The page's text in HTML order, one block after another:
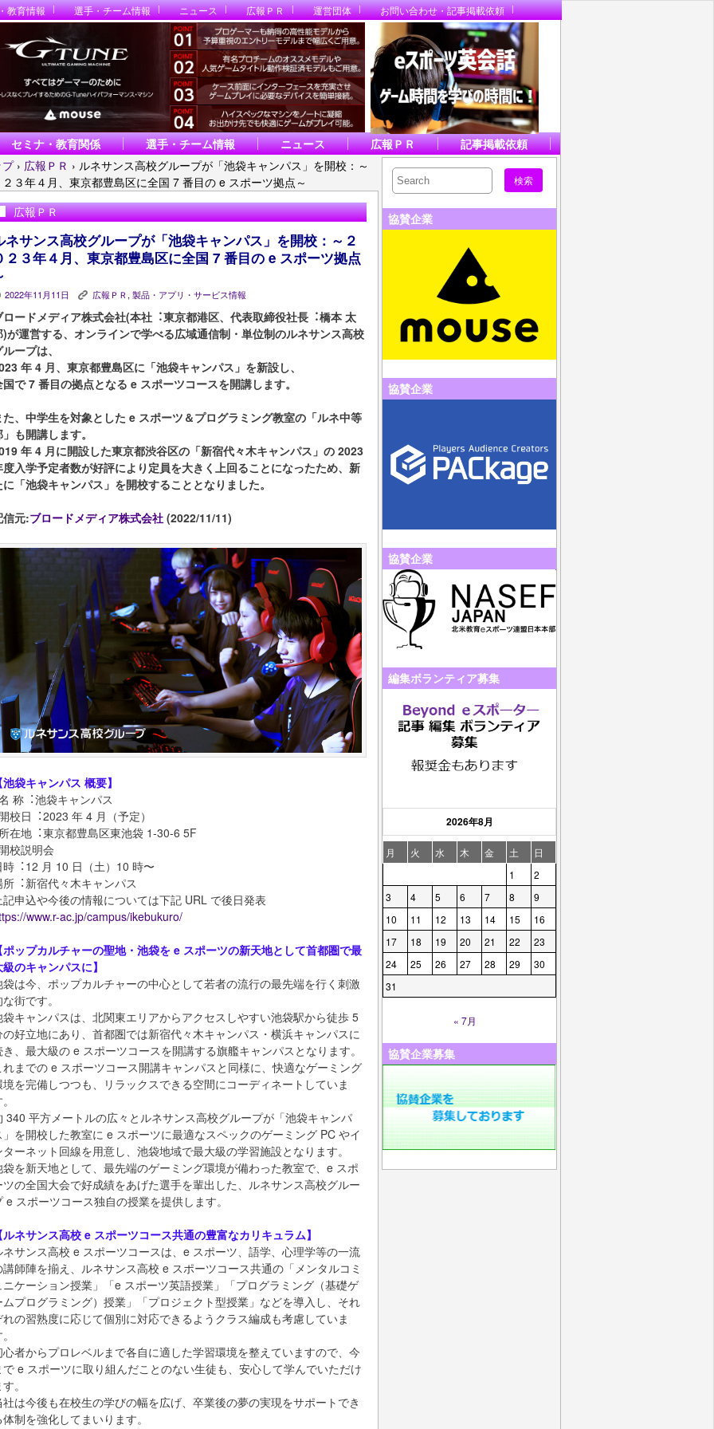
教育情報 選手・チーム情報 ニュース 広報ＰＲ 運営団体 お問い合わせ・記事掲載依頼
セミナ・教育関係 選手・チーム情報 ニュース 広報ＰＲ
記事掲載依頼
› 広報ＰＲ › ルネサンス高校グループが「池袋キャンパス」を開校：～
３年４月、東京都豊島区に全国 7 番目の e スポーツ拠点～
広報ＰＲ
ネサンス高校グループが「池袋キャンパス」を開校：～２
２３年４月、東京都豊島区に全国 7 番目の e スポーツ拠点
2022年11月11日 K 広報ＰＲ, 製品・アプリ・サービス情報
ロードメディア株式会社(本社︓東京都港区、代表取締役社⻑︓橋本 太
)が運営する、オンラインで学べる広域通信制・単位制のルネサンス高校
ープは、
年 4 月、東京都豊島区に「池袋キャンパス」を新設し、
国で 7 番目の拠点となる e スポーツコースを開講します。
た、中学生を対象とした e スポーツ＆プログラミング教室の「ルネ中等
も開講します。
年 4 月に開設した東京都渋谷区の「新宿代々木キャンパス」の 2023
度入学予定者数が好評により定員を大きく上回ることになったため、新
に「池袋キャンパス」を開校することとなりました。
信元:ブロードメディア株式会社 (2022/11/11)
袋キャンパス 概要】
称︓池袋キャンパス
校日︓2023 年 4 月（予定）
在地︓東京都豊島区東池袋 1-30-6 5F
校説明会
時︓12 月 10 日（土）10 時〜
所︓新宿代々木キャンパス
記申込や今後の情報については下記 URL で後日発表
www.r-ac.jp/campus/ikebukuro/
ポップカルチャーの聖地・池袋を e スポーツの新天地として首都圏で最
のキャンパスに】
袋は今、ポップカルチャーの中心として若者の流行の最先端を行く刺激
街です。
袋キャンパスは、北関東エリアからアクセスしやすい池袋駅から徒歩 5
の好立地にあり、首都圏では新宿代々木キャンパス・横浜キャンパスに
き、最大級の e スポーツコースを開講する旗艦キャンパスとなります。
れまでの e スポーツコース開講キャンパスと同様に、快適なゲーミング
境を完備しつつも、リラックスできる空間にコーディネートしていま
340 平方メートルの広々とルネサンス高校グループが「池袋キャンパ
」を開校した教室に e スポーツに最適なスペックのゲーミング PC やイ
ターネット回線を用意し、池袋地域で最大級の学習施設となります。
袋を新天地として、最先端のゲーミング環境が備わった教室で、e スポ
ツの全国大会で好成績をあげた選手を輩出した、ルネサンス高校グルー
e スポーツコース独自の授業を提供します。
ルネサンス高校 e スポーツコース共通の豊富なカリキュラム】
ネサンス高校 e スポーツコースは、e スポーツ、語学、心理学等の一流
講師陣を揃え、ルネサンス高校 e スポーツコース共通の「メンタルコミ
ニケーション授業」「e スポーツ英語授業」「プログラミング（基礎ゲ
ムプログラミング）授業」「プロジェクト型授業」などを導入し、それ
れの習熟度に応じて個別に対応できるようクラス編成も考慮していま
心者からプロレベルまで各自に適した学習環境を整えていますので、今
で e スポーツに取り組んだことのない生徒も、安心して学んでいただけ
。
社は今後も在校生の学びの幅を広げ、卒業後の夢の実現をサポートでき
体制を強化してまいります。
協賛企業
協賛企業
協賛企業
編集ボランティア募集
2026年8月
月 火 水 木 金 土
日
1
2
3
4 5 6 7 8
9
10
11 12 13 14 15
16
17
18 19 20 21 22
23
24
25 26 27 28 29
30
31
« 7月
協賛企業募集